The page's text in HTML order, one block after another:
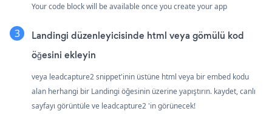
Your code block will be available once you create your app
Landingi düzenleyicisinde html veya gömülü kod
öğesini ekleyin
veya leadcapture2 snippet'inin üstüne html veya bir embed kodu
alan herhangi bir Landingi öğesinin üzerine yapıştırın. kaydet, canlı
sayfayı görüntüle ve leadcapture2 'in görünecek!